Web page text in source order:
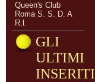
Queen's Club
Roma S. S. D. A
R.l.
GLI
ULTIMI
INSERITI